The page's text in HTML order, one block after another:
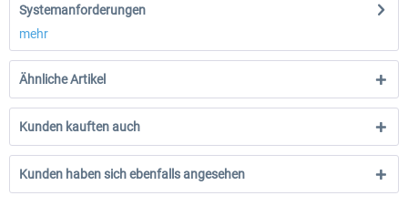
Systemanforderungen
mehr
Ähnliche Artikel
Kunden kauften auch
Kunden haben sich ebenfalls angesehen